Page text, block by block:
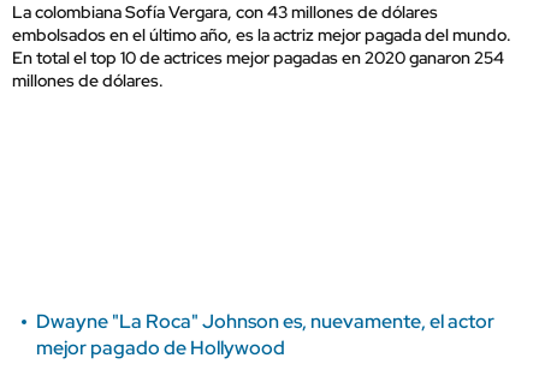
La colombiana Sofía Vergara, con 43 millones de dólares
embolsados en el último año, es la actriz mejor pagada del mundo.
En total el top 10 de actrices mejor pagadas en 2020 ganaron 254
millones de dólares.
Dwayne "La Roca" Johnson es, nuevamente, el actor
mejor pagado de Hollywood